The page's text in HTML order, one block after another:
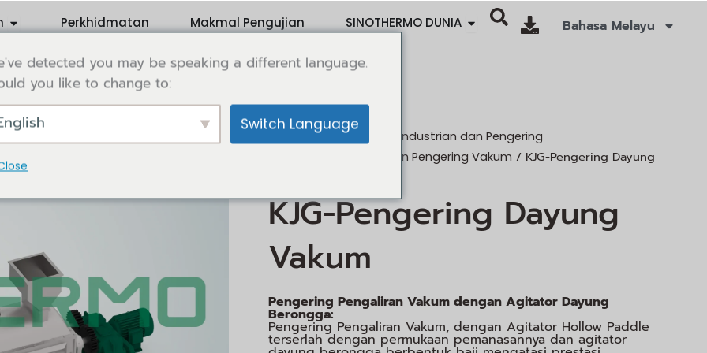
Open Application
Perkhidmatan Makmal Pengujian SINOTHERMO DUNIA Open SINOTHERMO WORLD
Bahasa Melayu
/ Pengering Perindustrian dan Pengering
Pengaliran dan Pengering Vakum / KJG-Pengering Dayung
KJG-Pengering Dayung
Vakum
Pengering Pengaliran Vakum dengan Agitator Dayung
Berongga:
Pengering Pengaliran Vakum, dengan Agitator Hollow Paddle
terserlah dengan permukaan pemanasannya dan agitator
detected you may be speaking a different language.
you like to change to:
Switch Language